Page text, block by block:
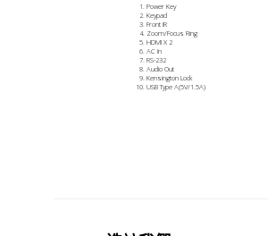
Power Key
Keypad
Front IR
Zoom/Focus Ring
HDMI X 2
AC In
RS-232
Audio Out
Kensington Lock
USB Type A(5V/1.5A)